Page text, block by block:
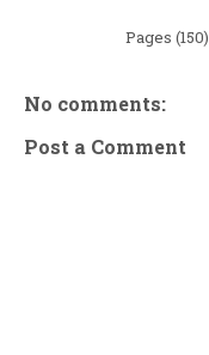
Pages (150)
No comments:
Post a Comment